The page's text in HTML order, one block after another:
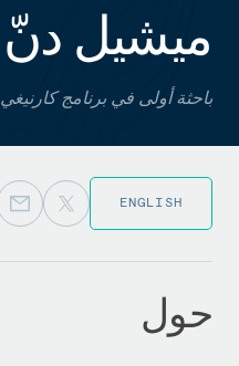
ميشيل دنّ
باحثة أولى في برنامج
ENGLISH
حول